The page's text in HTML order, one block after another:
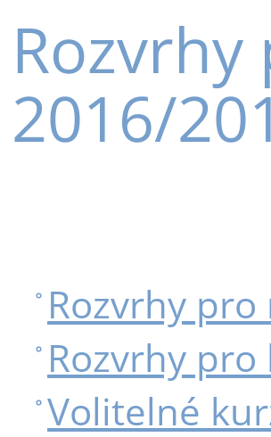
2016/
Rozvrhy
Rozvrhy
Volitelné